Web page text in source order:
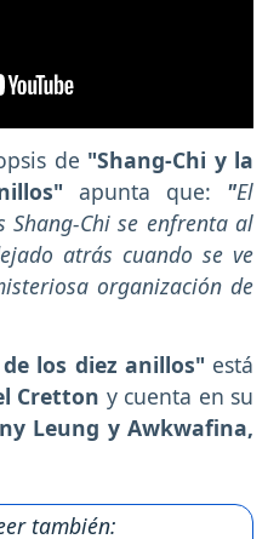
de "Shang-Chi y la
apunta que: "El
Chi se enfrenta al
atrás cuando se ve
organización de
los diez anillos" está
Cretton y cuenta en su
Leung y Awkwafina,
también: